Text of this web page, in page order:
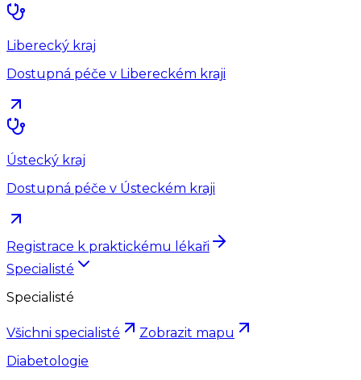
Liberecký kraj
Dostupná péče v Libereckém kraji
Ústecký kraj
Dostupná péče v Ústeckém kraji
Registrace k praktickému lékaři
Specialisté
Specialisté
Všichni specialisté
Zobrazit mapu
Diabetologie